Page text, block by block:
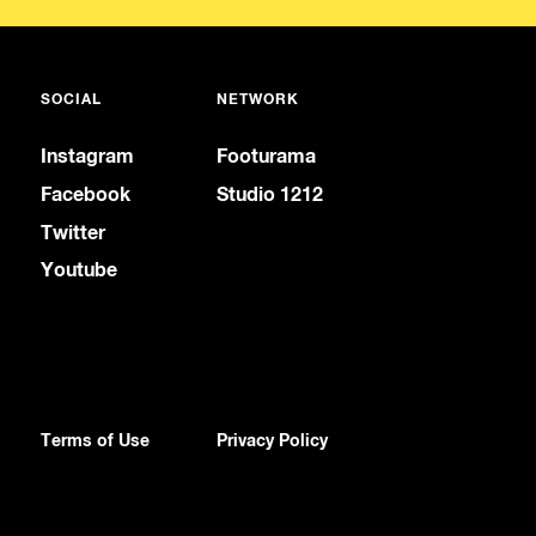
SOCIAL
Instagram
Facebook
Twitter
Youtube
NETWORK
Footurama
Studio 1212
Terms of Use Privacy Policy